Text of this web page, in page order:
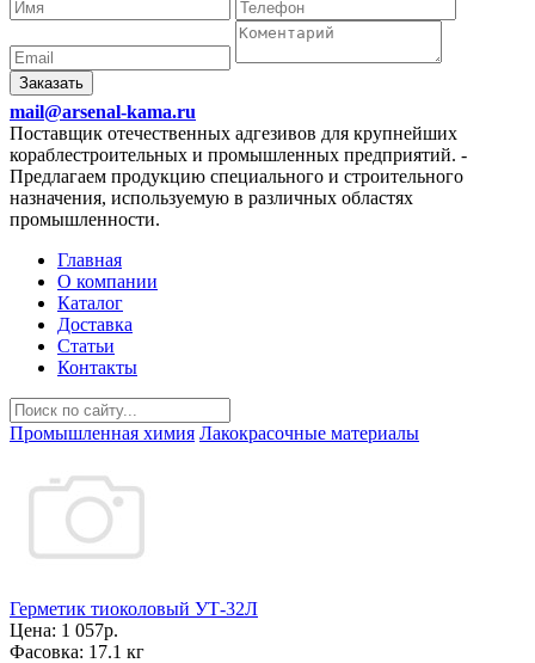
Заказать
mail@arsenal-kama.ru
Поставщик отечественных адгезивов для крупнейших
кораблестроительных и промышленных предприятий. -
Предлагаем продукцию специального и строительного
назначения, используемую в различных областях
промышленности.
Главная
О компании
Каталог
Доставка
Статьи
Контакты
Промышленная химия Лакокрасочные материалы
Герметик тиоколовый УТ-32Л
Цена: 1 057р.
Фасовка: 17.1 кг